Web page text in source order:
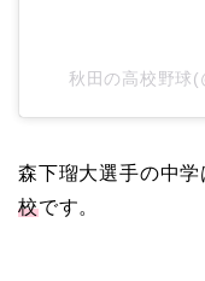
秋田の高校野球
森下瑠大選手の中
校です。